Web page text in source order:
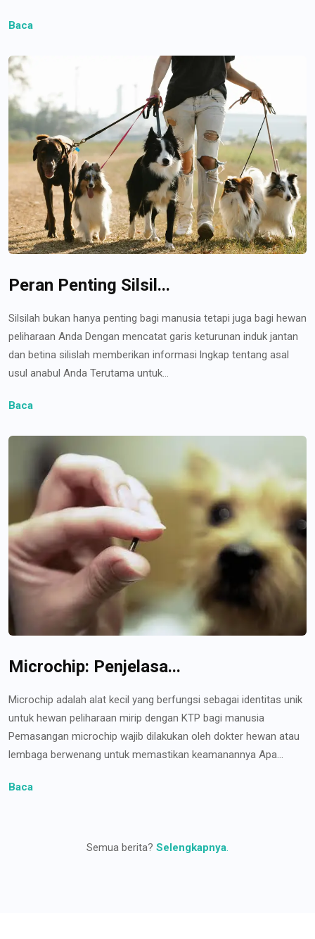
Baca
Peran Penting Silsil...
Silsilah bukan hanya penting bagi manusia tetapi juga bagi hewan
peliharaan Anda Dengan mencatat garis keturunan induk jantan
dan betina silislah memberikan informasi lngkap tentang asal
usul anabul Anda Terutama untuk...
Baca
Microchip: Penjelasa...
Microchip adalah alat kecil yang berfungsi sebagai identitas unik
untuk hewan peliharaan mirip dengan KTP bagi manusia
Pemasangan microchip wajib dilakukan oleh dokter hewan atau
lembaga berwenang untuk memastikan keamanannya Apa...
Baca
Semua berita? Selengkapnya